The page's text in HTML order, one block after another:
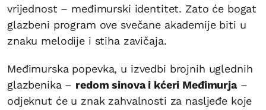
vrijednost – međimurski identitet. Zato će bogat
glazbeni program ove svečane akademije biti u
znaku melodije i stiha zavičaja.
Međimurska popevka, u izvedbi brojnih uglednih
glazbenika – redom sinova i kćeri Međimurja–
odjeknut će u znak zahvalnosti za nasljeđe koje